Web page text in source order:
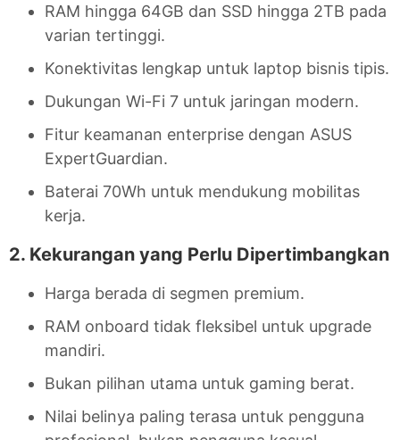
RAM hingga 64GB dan SSD hingga 2TB pada
varian tertinggi.
Konektivitas lengkap untuk laptop bisnis tipis.
Dukungan Wi-Fi 7 untuk jaringan modern.
Fitur keamanan enterprise dengan ASUS
ExpertGuardian.
Baterai 70Wh untuk mendukung mobilitas
kerja.
2. Kekurangan yang Perlu Dipertimbangkan
Harga berada di segmen premium.
RAM onboard tidak fleksibel untuk upgrade
mandiri.
Bukan pilihan utama untuk gaming berat.
Nilai belinya paling terasa untuk pengguna